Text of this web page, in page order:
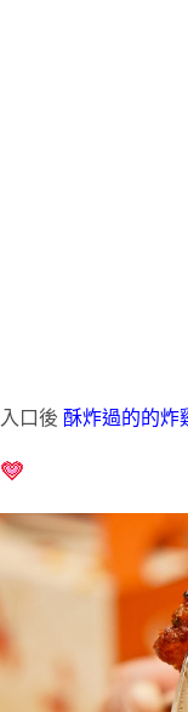
入口後 酥炸過的的炸